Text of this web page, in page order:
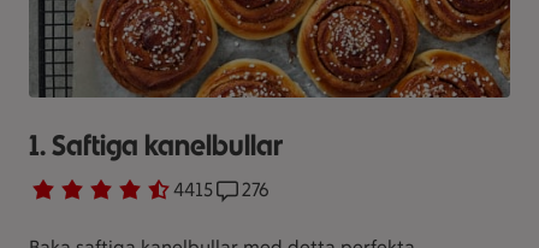
1. Saftiga kanelbullar
Betyg 4.2 av 5. 4415
4415 personer har röstatReceptet har 276 kommentarer
276